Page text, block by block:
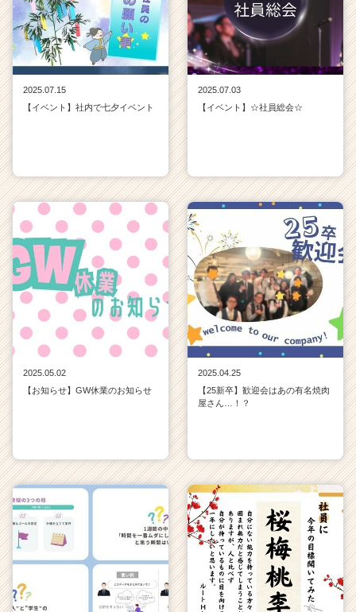
r）
2025.07.15
【イベント】社内で七夕イベント
2025.07.03
【イベント】☆社員総会☆
2025.05.02
【お知らせ】GW休業のお知らせ
2025.04.25
【25新卒】歓迎会はあの有名焼肉
屋さん…！？